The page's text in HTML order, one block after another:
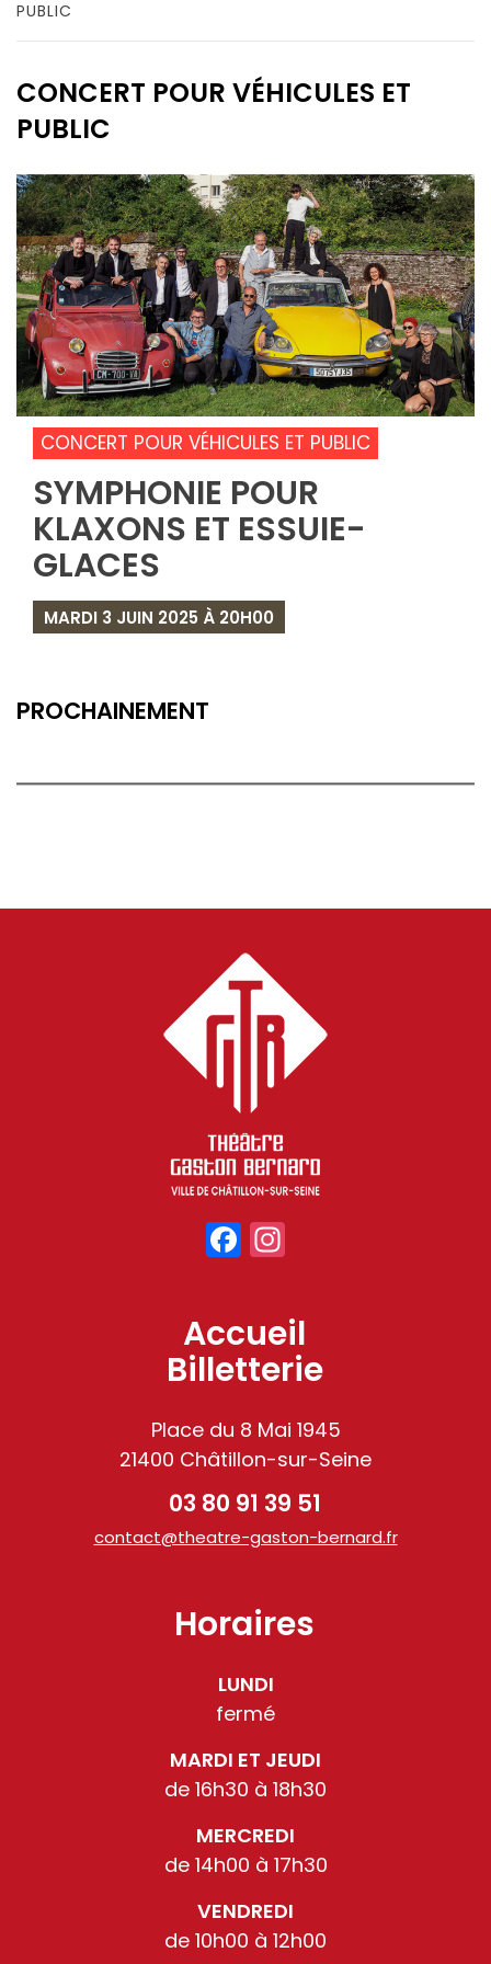
PUBLIC
CONCERT POUR VÉHICULES ET
PUBLIC
CONCERT POUR VÉHICULES ET PUBLIC
SYMPHONIE POUR
KLAXONS ET ESSUIE-
GLACES
MARDI 3 JUIN 2025 À 20H00
PROCHAINEMENT
Facebook
Accueil
Billetterie
Place du 8 Mai 1945
21400 Châtillon-sur-Seine
03 80 91 39 51
contact@theatre-gaston-bernard.fr
Horaires
LUNDI
fermé
MARDI ET JEUDI
de 16h30 à 18h30
MERCREDI
de 14h00 à 17h30
VENDREDI
de 10h00 à 12h00